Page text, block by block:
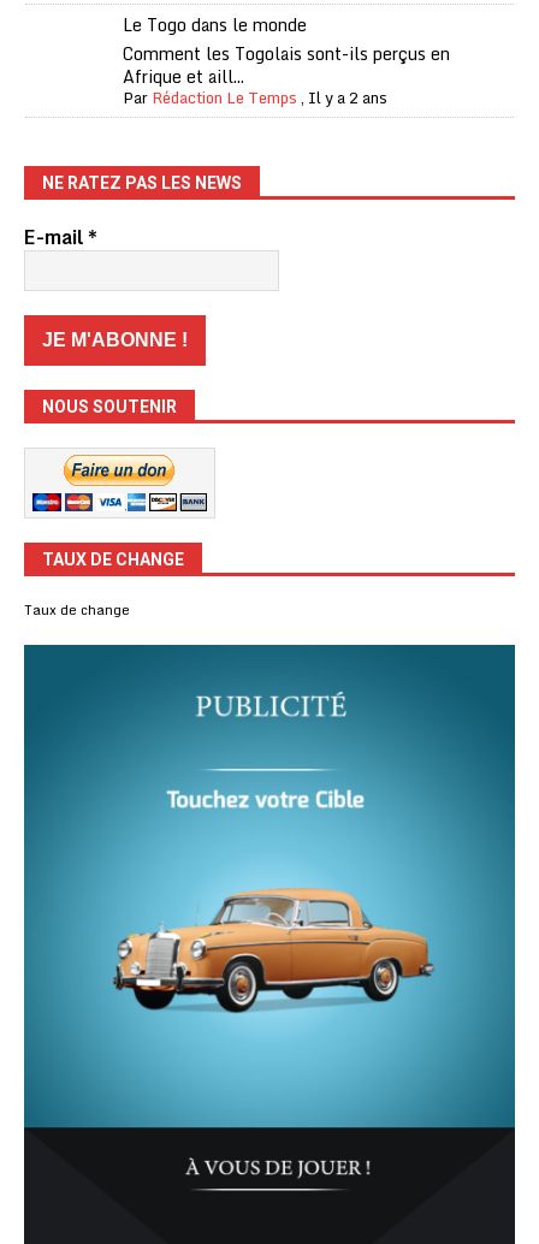
Le Togo dans le monde
Comment les Togolais sont-ils perçus en
Afrique et aill...
ParRédaction Le Temps, Il y a 2 ans
NE RATEZ PAS LES NEWS
E-mail*
NOUS SOUTENIR
TAUX DE CHANGE
Taux de change